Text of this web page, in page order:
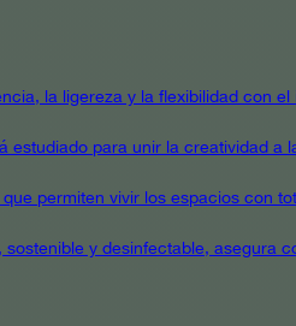
la ligereza y la flexibilidad con
para unir la creatividad a
permiten vivir los espacios con
y desinfectable, asegura